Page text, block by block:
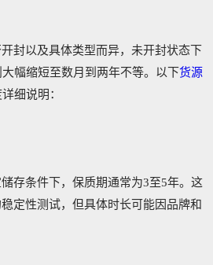
封以及具体类型而异，‌未开封状态下
幅缩短至数月到两年不等‌。以下货源
细说明：‌
存条件下，保质期通常为‌3至5年。这
定性测试，但具体时长可能因品牌和